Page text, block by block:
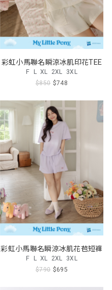
彩虹小馬聯名瞬涼冰肌印花TEE
F L XL 2XL 3XL
$850 $748
彩虹小馬聯名瞬涼冰肌花苞短褲
F L XL 2XL 3XL
$790 $695